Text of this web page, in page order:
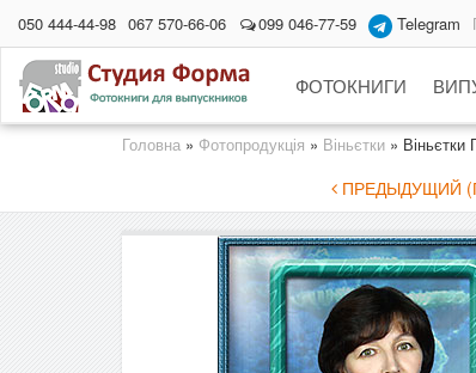
050 444-44-98 067 570-66-06 099 046-77-59 Telegram
ФОТОКНИГИ
Головна » Фотопродукція » Віньєтки » Віньєтки
ПРЕДЫДУЩИЙ